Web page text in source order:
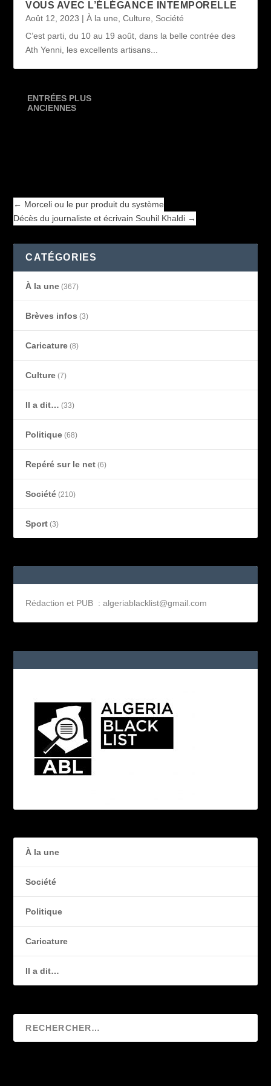
VOUS AVEC L’ÉLÉGANCE INTEMPORELLE
Août 12, 2023 |À la une ,Culture
Société
C’est parti, du 10 au 19 août, dans la belle contrée des
Ath Yenni, les excellents artisans...
ENTRÉES PLUS
ANCIENNES
← Morceli ou le pur produit du système
Décès du journaliste et écrivain Souhil Khaldi →
CATÉGORIES
À la une (367)
Brèves infos (3)
Caricature (8)
Culture (7)
Il a dit… (33)
Politique (68)
Repéré sur le net (6)
Société (210)
Sport (3)
Rédaction et PUB : algeriablacklist@gmail.com
À la une
Société
Politique
Caricature
Il a dit…